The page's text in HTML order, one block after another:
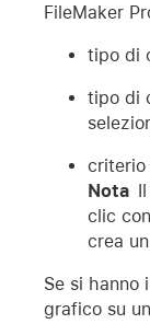
FileMaker
tipo di
tipo di
criterio
Nota
clic
crea
Se si hanno
grafico su